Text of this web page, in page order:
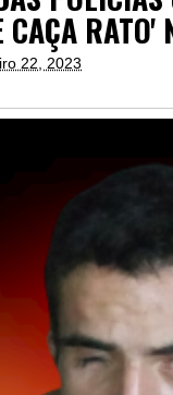
CAÇA
22, 2023